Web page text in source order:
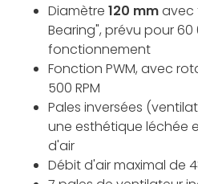
Diamètre 120 mmavec
Bearing", prévu pour
fonctionnement
Fonction PWM, avec
500 RPM
Pales inversées
une esthétique léchée
d'air
Débit d'air maximal de